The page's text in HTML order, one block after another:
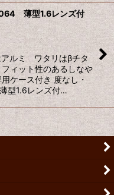
薄型1.6レンズ付
アルミ ワタリはβチタ
ィット性のあるしなや
ケース付き 度なし・
型1.6レンズ付…